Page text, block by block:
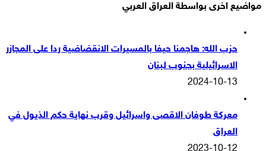
مواضيع اخرى بواسطة العراق العربي
حزب الله: هاجمنا حيفا بالمسيرات الانقضاضية ردا على المجازر
الاسرائيلية بجنوب لبنان
2024-10-13
معركة طوفان الاقصى واسرائيل وقرب نهاية حكم الذيول في
العراق